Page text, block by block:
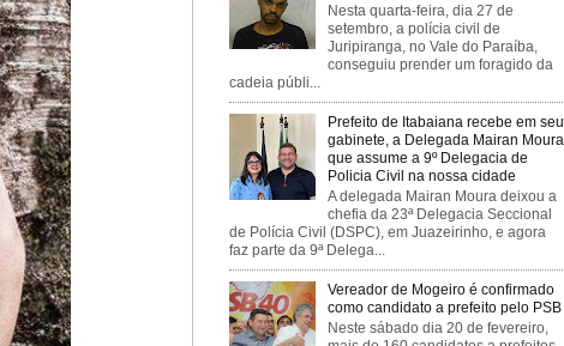
Nesta quarta-feira, dia 27 de
setembro, a polícia civil de
Juripiranga, no Vale do Paraíba,
conseguiu prender um foragido da
cadeia públi...
Prefeito de Itabaiana recebe em seu
gabinete, a Delegada Mairan Moura
que assume a 9º Delegacia de
Policia Civil na nossa cidade
A delegada Mairan Moura deixou a
chefia da 23ª Delegacia Seccional
de Polícia Civil (DSPC), em Juazeirinho, e agora
faz parte da 9ª Delega...
Vereador de Mogeiro é confirmado
como candidato a prefeito pelo PSB
Neste sábado dia 20 de fevereiro,